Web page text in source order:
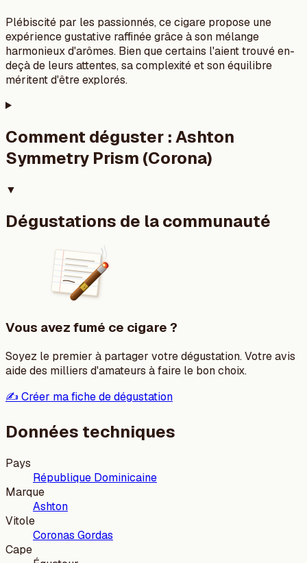
Plébiscité par les passionnés, ce cigare propose une
expérience gustative raffinée grâce à son mélange
harmonieux d'arômes. Bien que certains l'aient trouvé en-
deçà de leurs attentes, sa complexité et son équilibre
méritent d'être explorés.
Comment déguster :Ashton
Symmetry Prism (Corona)
▼
Dégustations de la communauté
Vous avez fumé ce cigare ?
Soyez le premier à partager votre dégustation. Votre avis
aide des milliers d'amateurs à faire le bon choix.
✍️ Créer ma fiche de dégustation
Données techniques
Pays
République Dominicaine
Marque
Ashton
Vitole
Coronas Gordas
Cape